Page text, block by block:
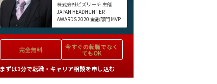
株式会社ビズリーチ 主催
JAPAN HEADHUNTER
AWARDS 2020 金融部門 MVP
完全無料 今すぐの転職でなく
てもOK
まずは1分で転職・キャリア相談を申し込む